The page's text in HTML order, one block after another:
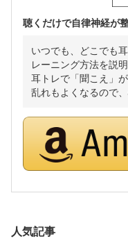
聴くだけで自律神経が
いつでも、どこでも
レーニング方法を説
耳トレで「聞こえ」
乱れもよくなるので
人気記事